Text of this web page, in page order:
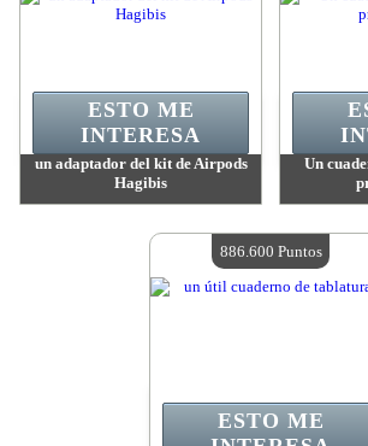
un adaptador del kit de Airpods
Hagibis
Cantidad disponible:4
ESTO ME
INTERESA
Un
ESTO ME
886.600 Puntos